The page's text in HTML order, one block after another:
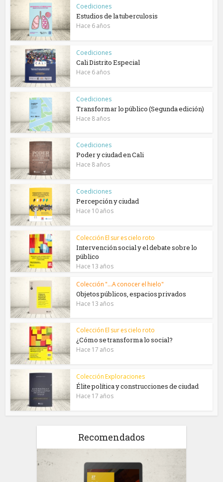
Coediciones
Estudios de la tuberculosis
Hace 6 años
Coediciones
Cali Distrito Especial
Hace 6 años
Coediciones
Transformar lo público (Segunda edición)
Hace 8 años
Coediciones
Poder y ciudad en Cali
Hace 8 años
Coediciones
Percepción y ciudad
Hace 10 años
Colección El sur es cielo roto
Intervención social y el debate sobre lo
público
Hace 13 años
Colección "...A conocer el hielo"
Objetos públicos, espacios privados
Hace 13 años
Colección El sur es cielo roto
¿Cómo se transforma lo social?
Hace 17 años
Colección Exploraciones
Élite política y construcciones de ciudad
Hace 17 años
Recomendados